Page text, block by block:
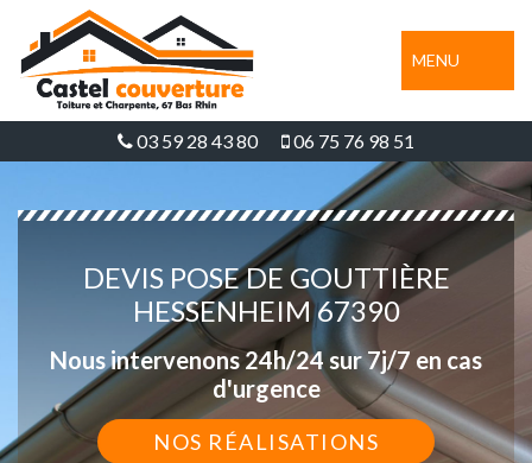
MENU
03 59 28 43 80 06 75 76 98 51
DEVIS POSE DE GOUTTIÈRE
HESSENHEIM 67390
Nous intervenons 24h/24 sur 7j/7 en cas
d'urgence
NOS RÉALISATIONS